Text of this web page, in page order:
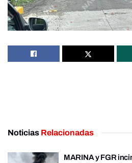
Noticias Relacionadas
MARINA y FGR